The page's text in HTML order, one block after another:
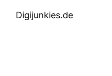
Digijunkies.de